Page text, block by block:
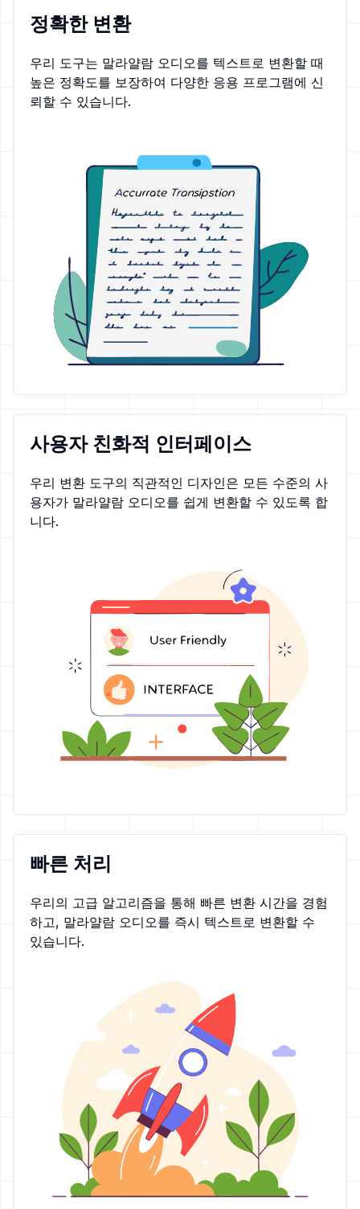
정확한 변환
우리 도구는 말라얄람 오디오를 텍스트로 변환할 때
높은 정확도를 보장하여 다양한 응용 프로그램에 신
뢰할 수 있습니다.
사용자 친화적 인터페이스
우리 변환 도구의 직관적인 디자인은 모든 수준의 사
용자가 말라얄람 오디오를 쉽게 변환할 수 있도록 합
니다.
빠른 처리
우리의 고급 알고리즘을 통해 빠른 변환 시간을 경험
하고, 말라얄람 오디오를 즉시 텍스트로 변환할 수
있습니다.